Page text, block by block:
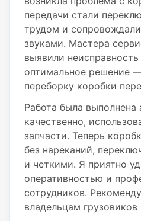
передачи стали
трудом и
звуками. Мастера
выявили
оптимальное решение
переборку коробки
Работа была выполнена
качественно,
запчасти. Теперь
без нареканий,
и четкими. Я приятно
оперативностью и
сотрудников.
владельцам грузовиков